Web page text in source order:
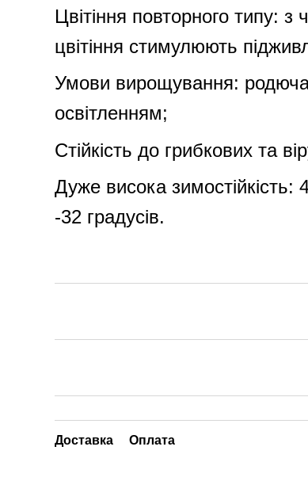
Цвітіння повторного типу:
цвітіння стимулюють
Умови вирощування:
освітленням;
Стійкість до грибкових та
Дуже висока
-32 градусів.
Доставка Оплата